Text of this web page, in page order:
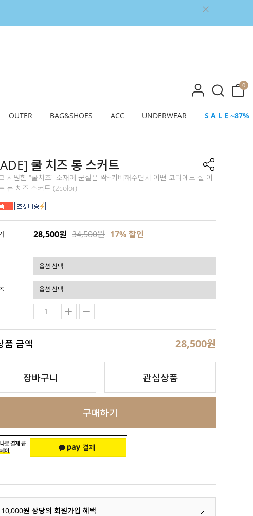
0
OUTER BAG&SHOES ACC UNDERWEAR S A L E ~87%
쿨 치즈 롱 스커트
시원한 "쿨치즈" 소재에 군살은 싹~커버해주면서 어떤 코디에도 잘 어
뉴 치즈 스커트 (2color)
28,500원 34,500원 17% 할인
품 금액 28,500원
장바구니 관심상품
구매하기
원 상당의 회원가입 혜택